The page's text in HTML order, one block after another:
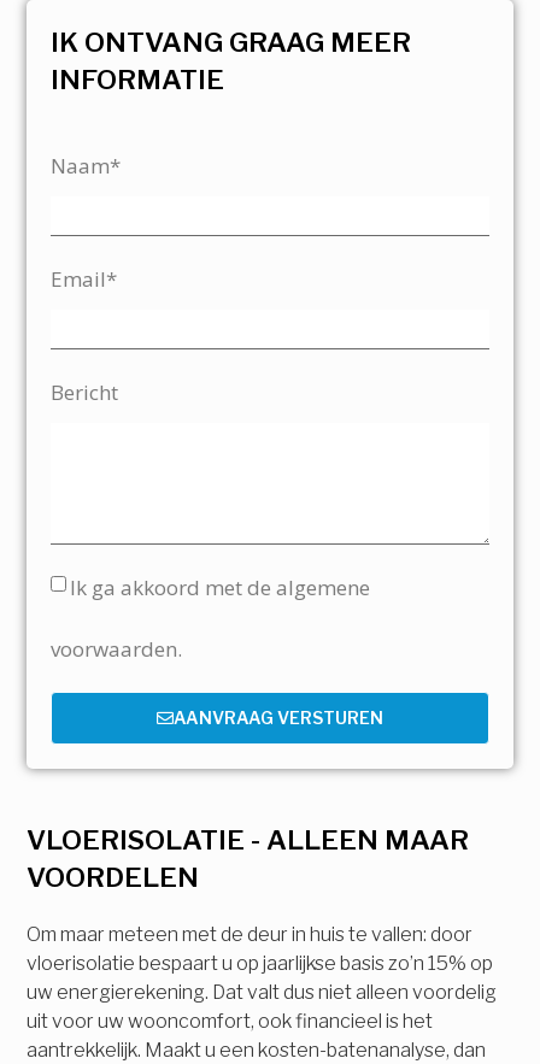
VLOERISOLATIE - ALLEEN MAAR
VOORDELEN
Om maar meteen met de deur in huis te vallen: door
vloerisolatie bespaart u op jaarlijkse basis zo’n 15% op
uw energierekening. Dat valt dus niet alleen voordelig
uit voor uw wooncomfort, ook financieel is het
aantrekkelijk. Maakt u een kosten-batenanalyse, dan
IK ONTVANG GRAAG MEER
INFORMATIE
Naam*
Email*
Bericht
Ik ga akkoord met de algemene
voorwaarden.
AANVRAAG VERSTUREN